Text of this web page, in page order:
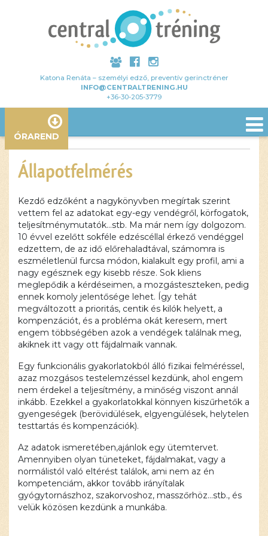
Katona Renáta – személyi edző, preventív gerinctréner
INFO@CENTRALTRENING.HU
+36-30-205-3779
ÓRAREND
Állapotfelmérés
Kezdő edzőként a nagykönyvben megírtak szerint
vettem fel az adatokat egy-egy vendégről, körfogatok,
teljesítménymutatók…stb. Ma már nem így dolgozom.
10 évvel ezelőtt sokféle edzéscéllal érkező vendéggel
edzettem, de az idő előrehaladtával, számomra is
eszméletlenül furcsa módon, kialakult egy profil, ami a
nagy egésznek egy kisebb része. Sok kliens
meglepődik a kérdéseimen, a mozgásteszteken, pedig
ennek komoly jelentősége lehet. Így tehát
megváltozott a prioritás, centik és kilók helyett, a
kompenzációt, és a probléma okát keresem, mert
engem többségében azok a vendégek találnak meg,
akiknek itt vagy ott fájdalmaik vannak.
Egy funkcionális gyakorlatokból álló fizikai felméréssel,
azaz mozgásos testelemzéssel kezdünk, ahol engem
nem érdekel a teljesítmény, a minőség viszont annál
inkább. Ezekkel a gyakorlatokkal könnyen kiszűrhetők a
gyengeségek (berövidülések, elgyengülések, helytelen
testtartás és kompenzációk).
Az adatok ismeretében,ajánlok egy ütemtervet.
Amennyiben olyan tüneteket, fájdalmakat, vagy a
normálistól való eltérést találok, ami nem az én
kompetenciám, akkor tovább irányítalak
gyógytornászhoz, szakorvoshoz, masszőrhöz…stb., és
velük közösen kezdünk a munkába.